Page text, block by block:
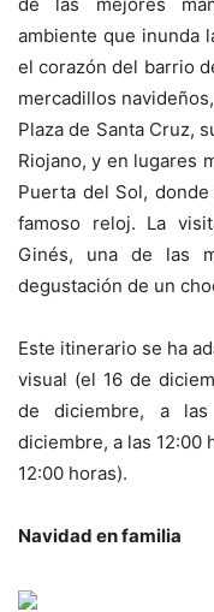
ambiente que inunda
el corazón del barrio
mercadillos
Plaza de Santa Cruz,
Riojano, y en lugares
Puerta del Sol,
famoso reloj. La
Ginés, una de las
degustación de un
Este itinerario se ha
visual (el 16 de
de diciembre, a las
diciembre, a las 12:00
12:00 horas).
Navidad en familia